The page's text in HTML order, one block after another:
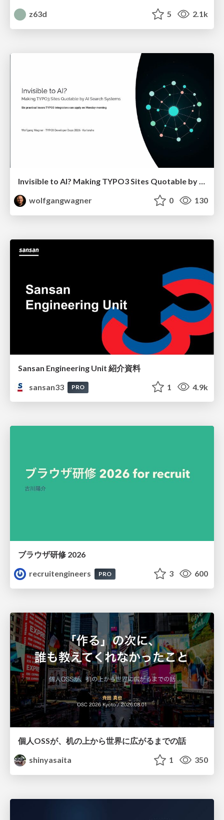
z63d
5 2.1k
Invisible to AI? Making TYPO3 Sites Quotable by AI Search Systems
wolfgangwagner
0 130
Sansan Engineering Unit 紹介資料
sansan33
PRO 1 4.9k
ブラウザ研修 2026
recruitengineers
PRO 3 600
個人OSSが、机の上から世界に広がるまでの話
shinyasaita
1 350